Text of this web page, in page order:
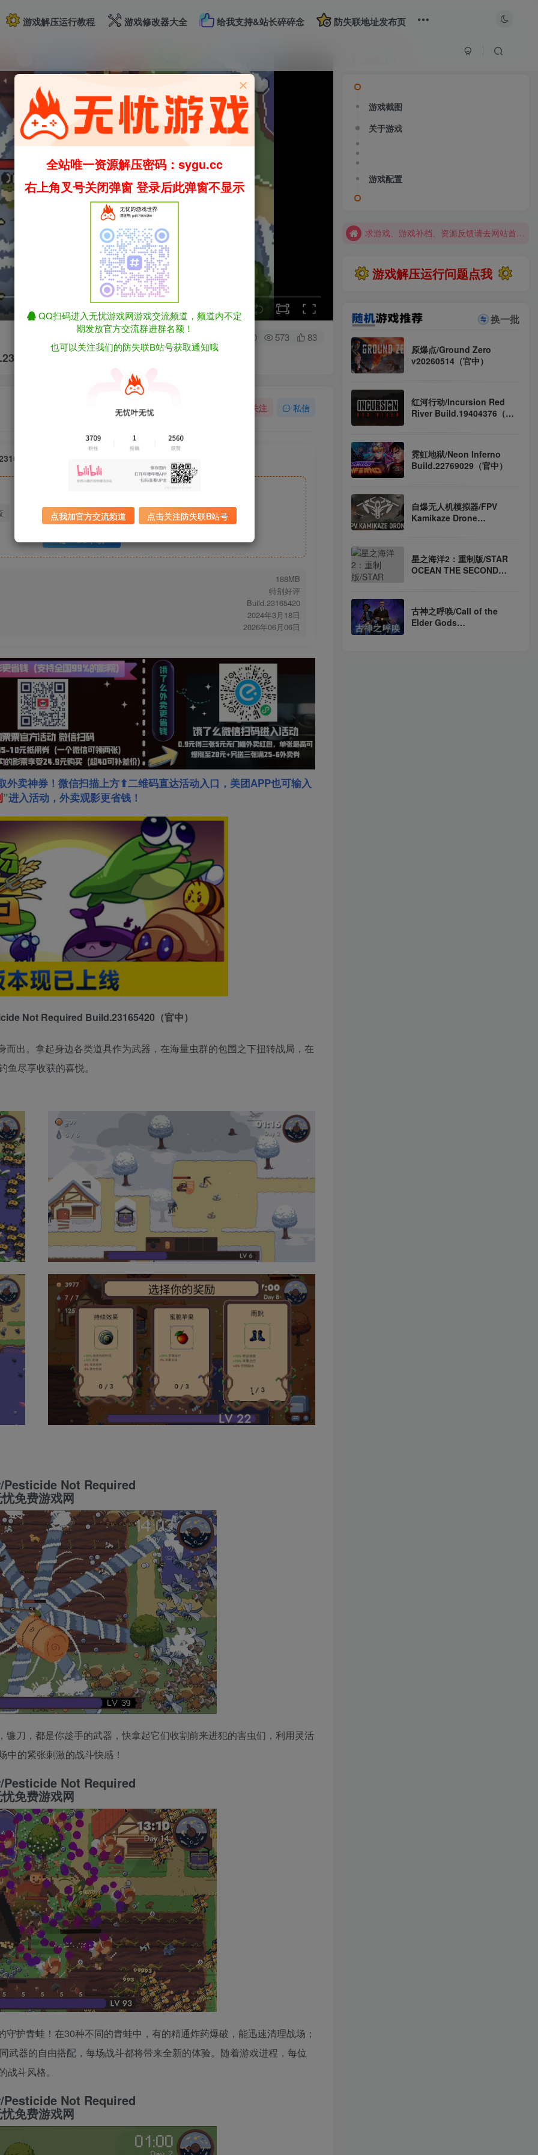
游戏解压运行教程 游戏修改器大全 给我支持&站长碎碎念 防失联地址发布页
speed
0 573 83
（官中）
关注 私信
（官中）
迅雷下载 全站统一解压密码：sygu.cc
UC下载
188MB
特别好评
Build.23165420
2024年3月18日
2026年06月06日
卖神券！微信扫描上方⬆二维码直达活动入口，美团APP也可输入
”进入活动，外卖观影更省钱！
Not Required Build.23165420（官中）
出。拿起身边各类道具作为武器，在海量虫群的包围之下扭转战局，在
尽享收获的喜悦。
刀，都是你趁手的武器，快拿起它们收割前来进犯的害虫们，利用灵活
的紧张刺激的战斗快感！
护青蛙！在30种不同的青蛙中，有的精通炸药爆破，能迅速清理战场；
武器的自由搭配，每场战斗都将带来全新的体验。随着游戏进程，每位
斗风格。
游戏截图
关于游戏
游戏配置
求游戏、游戏补档、资源反馈请去网站首页更新征集留言，其他界面响应不及时
全站资源解压密码：sygu.cc
游戏解压运行问题点我
换一批
原爆点/Ground Zero
v20260514（官中）
红河行动/Incursion Red
River Build.19404376（英
霓虹地狱/Neon Inferno
Build.22769029（官中）
自爆无人机模拟器/FPV
Kamikaze Drone
星之海洋2：重制版/STAR
OCEAN THE SECOND
古神之呼唤/Call of the
Elder Gods
全站唯一资源解压密码：sygu.cc
右上角叉号关闭弹窗 登录后此弹窗不显示
QQ扫码进入无忧游戏网游戏交流频道，频道内不定
期发放官方交流群进群名额！
也可以关注我们的防失联B站号获取通知哦
点我加官方交流频道 点击关注防失联B站号